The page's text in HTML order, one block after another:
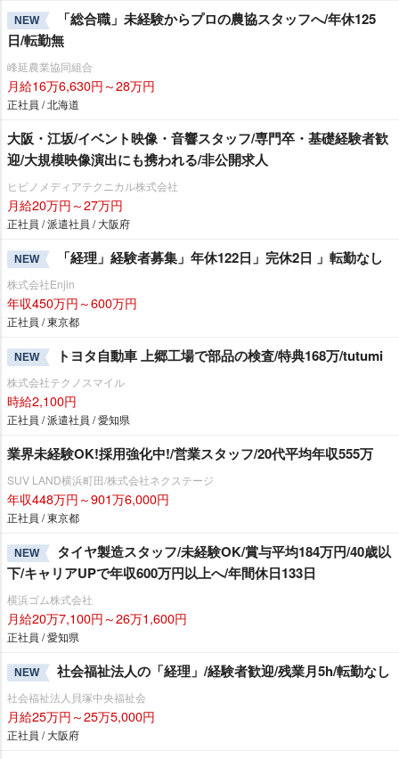
NEW
「総合職」未経験からプロの農協スタッフへ/年休125
日/転勤無
峰延農業協同組合
月給16万6,630円～28万円
正社員 / 北海道
大阪・江坂/イベント映像・音響スタッフ/専門卒・基礎経験者歓
迎/大規模映像演出にも携われる/非公開求人
ヒビノメディアテクニカル株式会社
月給20万円～27万円
正社員 / 派遣社員 / 大阪府
NEW 「経理」経験者募集」年休122日」完休2日 」転勤なし
株式会社Enjin
年収450万円～600万円
正社員 / 東京都
NEW トヨタ自動車 上郷工場で部品の検査/特典168万/tutumi
株式会社テクノスマイル
時給2,100円
正社員 / 派遣社員 / 愛知県
業界未経験OK!採用強化中!/営業スタッフ/20代平均年収555万
SUV LAND横浜町田/株式会社ネクステージ
年収448万円～901万6,000円
正社員 / 東京都
NEW
タイヤ製造スタッフ/未経験OK/賞与平均184万円/40歳以
下/キャリアUPで年収600万円以上へ/年間休日133日
横浜ゴム株式会社
月給20万7,100円～26万1,600円
正社員 / 愛知県
NEW 社会福祉法人の「経理」/経験者歓迎/残業月5h/転勤なし
社会福祉法人貝塚中央福祉会
月給25万円～25万5,000円
正社員 / 大阪府